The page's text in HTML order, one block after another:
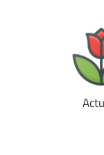
Tulipes